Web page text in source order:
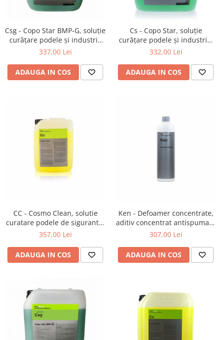
Bureți, Talere
Protecție vopsea
Ceară
Ceramică
Plastic, Cauciuc exterior
Detailing rapid
Ustensile
Protectie piele
Protecție respiratorie
Vopsire
Pahare de amestec
Lămpi de lucru
Suflante
Nebulizatoare, Spumante
Spălare cu presiune
Piese de schimb, Consumabile
Csg - Copo Star BMP-G, soluție
curățare podele și industrie
cu inhibator de spumă, 10 kg
337,00 Lei
ADAUGA IN COS
Cs - Copo Star, soluție
curățare podele și industrie,
11 kg
332,00 Lei
ADAUGA IN COS
CC - Cosmo Clean, solutie
curatare podele de siguranta,
concentrata, 11 kg
357,00 Lei
ADAUGA IN COS
Ken - Defoamer concentrate,
aditiv concentrat antispumare
1 ltr
307,00 Lei
ADAUGA IN COS